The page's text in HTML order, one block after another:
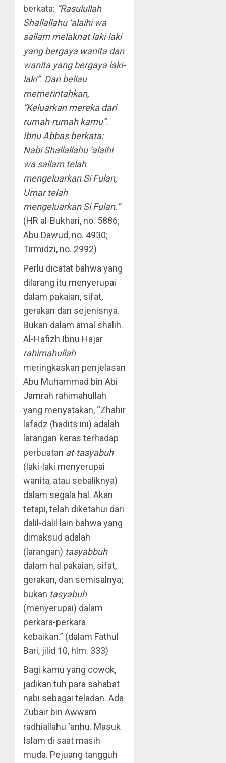
berkata: “Rasulullah
Shallallahu ‘alaihi wa
sallam melaknat laki-laki
yang bergaya wanita dan
wanita yang bergaya laki-
laki”. Dan beliau
memerintahkan,
“Keluarkan mereka dari
rumah-rumah kamu”.
Ibnu Abbas berkata:
Nabi Shallallahu ‘alaihi
wa sallam telah
mengeluarkan Si Fulan,
Umar telah
mengeluarkan Si Fulan.”
(HR al-Bukhari, no. 5886;
Abu Dawud, no. 4930;
Tirmidzi, no. 2992)
Perlu dicatat bahwa yang
dilarang itu menyerupai
dalam pakaian, sifat,
gerakan dan sejenisnya.
Bukan dalam amal shalih.
Al-Hafizh Ibnu Hajar
rahimahullah
meringkaskan penjelasan
Abu Muhammad bin Abi
Jamrah rahimahullah
yang menyatakan, “Zhahir
lafadz (hadits ini) adalah
larangan keras terhadap
perbuatan at-tasyabuh
(laki-laki menyerupai
wanita, atau sebaliknya)
dalam segala hal. Akan
tetapi, telah diketahui dari
dalil-dalil lain bahwa yang
dimaksud adalah
(larangan) tasyabbuh
dalam hal pakaian, sifat,
gerakan, dan semisalnya;
bukan tasyabuh
(menyerupai) dalam
perkara-perkara
kebaikan.” (dalam Fathul
Bari, jilid 10, hlm. 333)
Bagi kamu yang cowok,
jadikan tuh para sahabat
nabi sebagai teladan. Ada
Zubair bin Awwam
radhiallahu ‘anhu. Masuk
Islam di saat masih
muda. Pejuang tangguh